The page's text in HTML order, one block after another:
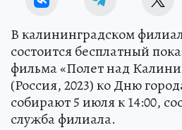
В калининградском
состоится бесплатный
фильма «Полет над
(Россия, 2023) ко Дню
собирают 5 июля к 14:00,
служба филиала.